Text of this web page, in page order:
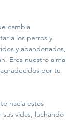
cambia
a los perros y
y abandonados,
Eres nuestro alma
por tu
hacia estos
vidas, luchando